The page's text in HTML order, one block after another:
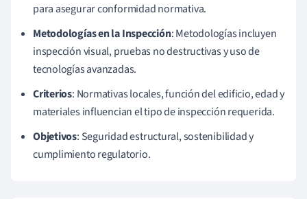
para asegurar conformidad normativa.
Metodologías en la Inspección: Metodologías incluyen
inspección visual, pruebas no destructivas y uso de
tecnologías avanzadas.
Criterios: Normativas locales, función del edificio, edad y
materiales influencian el tipo de inspección requerida.
Objetivos: Seguridad estructural, sostenibilidad y
cumplimiento regulatorio.